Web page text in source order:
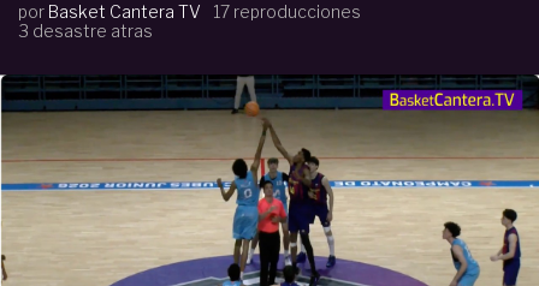
por Basket Cantera TV
17 reproducciones
3 desastre atras